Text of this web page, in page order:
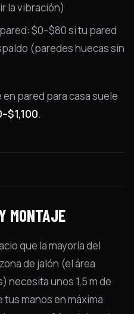
la vibración)
$0–$80 si tu pared
(paredes huecas sin
pared para casa suele
.
MONTAJE
que la mayoría del
de jalón (el área
necesita unos 1,5 m de
manos en máxima